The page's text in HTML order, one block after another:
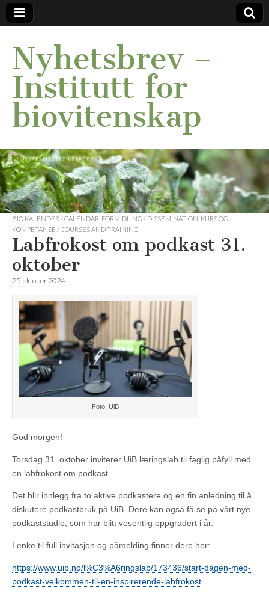
Nyhetsbrev –
Institutt for
biovitenskap
BIO KALENDER / CALENDAR FORMIDLING / DISSEMINATION KURS OG
KOMPETANSE / COURSES AND TRAINING
Labfrokost om podkast 31.
oktober
25. oktober 2024
Foto: UiB
God morgen!
Torsdag 31. oktober inviterer UiB læringslab til faglig påfyll med
en labfrokost om podkast.
Det blir innlegg fra to aktive podkastere og en fin anledning til å
diskutere podkastbruk på UiB. Dere kan også få se på vårt nye
podkaststudio, som har blitt vesentlig oppgradert i år.
Lenke til full invitasjon og påmelding finner dere her:
https://www.uib.no/l%C3%A6ringslab/173436/start-dagen-med-
podkast-velkommen-til-en-inspirerende-labfrokost